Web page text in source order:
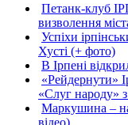
Петанк-клуб
визволення
Успіхи
Хусті (+ фото)
В Ірпені
«Рейдернути»
«Слуг народу»
Маркушина –
відео)